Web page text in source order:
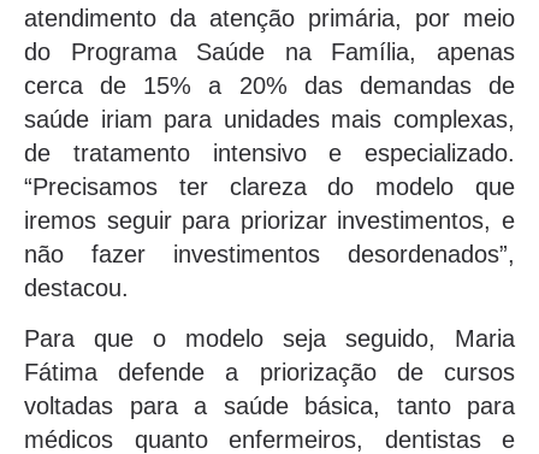
atendimento da atenção primária, por meio
do Programa Saúde na Família, apenas
cerca de 15% a 20% das demandas de
saúde iriam para unidades mais complexas,
de tratamento intensivo e especializado.
“Precisamos ter clareza do modelo que
iremos seguir para priorizar investimentos, e
não fazer investimentos desordenados”,
destacou.
Para que o modelo seja seguido, Maria
Fátima defende a priorização de cursos
voltadas para a saúde básica, tanto para
médicos quanto enfermeiros, dentistas e